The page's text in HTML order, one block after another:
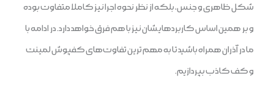
شکل ظاهری و جنس، بلکه از نظر نحوه اجرا نیز کاملا متفاوت بوده
و بر همین اساس کاربردهایشان نیز با هم فرق خواهد دارد. در ادامه با
ما در آذران همراه باشید تا به مهم ترین تفاوت‌های کفپوش لمینت
و کف کاذب بپردازیم.